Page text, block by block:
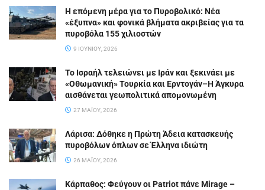
Η επόμενη μέρα για το Πυροβολικό: Νέα
«έξυπνα» και φονικά βλήματα ακριβείας για τα
πυροβόλα 155 χιλιοστών
9 ΙΟΥΝΊΟΥ, 2026
Το Ισραήλ τελειώνει με Ιράν και ξεκινάει με
«Οθωμανική» Τουρκία και Ερντογάν–Η Άγκυρα
αισθάνεται γεωπολιτικά απομονωμένη
27 ΜΑΪ́ΟΥ, 2026
Λάρισα: Δόθηκε η Πρώτη Άδεια κατασκευής
πυροβόλων όπλων σε Έλληνα ιδιώτη
26 ΜΑΪ́ΟΥ, 2026
Κάρπαθος: Φεύγουν οι Patriot πάνε Mirage –